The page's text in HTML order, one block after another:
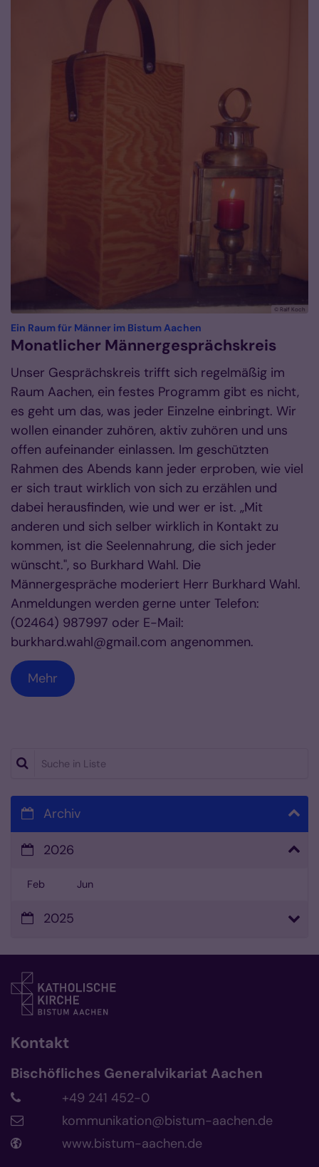
© Ralf Koch
Ein Raum für Männer im Bistum Aachen
Monatlicher Männergesprächskreis
Unser Gesprächskreis trifft sich regelmäßig im
Raum Aachen, ein festes Programm gibt es nicht,
es geht um das, was jeder Einzelne einbringt. Wir
wollen einander zuhören, aktiv zuhören und uns
offen aufeinander einlassen. Im geschützten
Rahmen des Abends kann jeder erproben, wie viel
er sich traut wirklich von sich zu erzählen und
dabei herausfinden, wie und wer er ist. „Mit
anderen und sich selber wirklich in Kontakt zu
kommen, ist die Seelennahrung, die sich jeder
wünscht.", so Burkhard Wahl. Die
Männergespräche moderiert Herr Burkhard Wahl.
Anmeldungen werden gerne unter Telefon:
(02464) 987997 oder E-Mail:
burkhard.wahl@gmail.com angenommen.
Mehr
Suche in Liste
Archiv
2026
Feb Jun
2025
Kontakt
Bischöfliches Generalvikariat Aachen
+49 241 452-0
kommunikation@bistum-aachen.de
www.bistum-aachen.de